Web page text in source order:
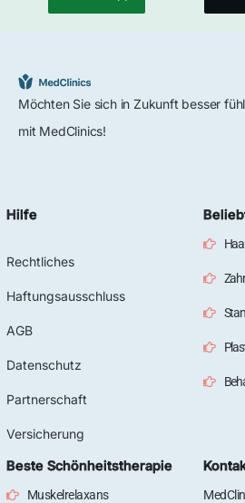
Möchten Sie sich in Zukunft besser
mit MedClinics!
Hilfe
Rechtliches
Haftungsausschluss
AGB
Datenschutz
Partnerschaft
Versicherung
Beste Schönheitstherapie
Muskelrelaxans